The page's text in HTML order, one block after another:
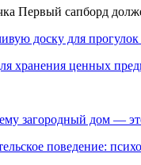
Первый сапборд
доску для
хранения ценных
загородный дом —
поведение: